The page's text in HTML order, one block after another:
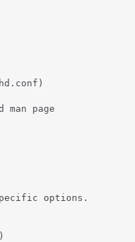
page
options.